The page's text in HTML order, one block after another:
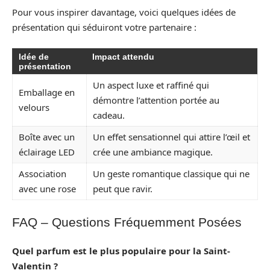
Pour vous inspirer davantage, voici quelques idées de
présentation qui séduiront votre partenaire :
Idée de
présentation
Impact attendu
Emballage en
velours
Un aspect luxe et raffiné qui
démontre l’attention portée au
cadeau.
Boîte avec un
éclairage LED
Un effet sensationnel qui attire l’œil et
crée une ambiance magique.
Association
avec une rose
Un geste romantique classique qui ne
peut que ravir.
FAQ – Questions Fréquemment Posées
Quel parfum est le plus populaire pour la Saint-
Valentin ?